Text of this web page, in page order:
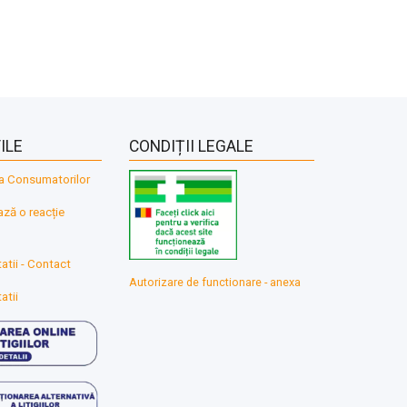
Consumatorilor
o reacție
- Contact
CONDIȚII LEGALE
Autorizare de functionare - anexa